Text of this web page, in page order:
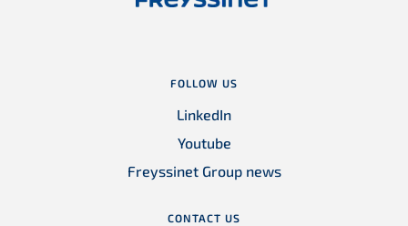
FOLLOW US
LinkedIn
Youtube
Freyssinet Group news
CONTACT US